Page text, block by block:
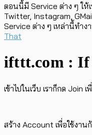
ตอนนี้มี Service ต่าง ๆ ให้
Twitter, Instagram,
Service ต่าง ๆ เหล่านี้ทำ
That
ifttt.com : If
เข้าไปในเว็บ เราก็กด Join
สร้าง Account เพื่อใช้งาน